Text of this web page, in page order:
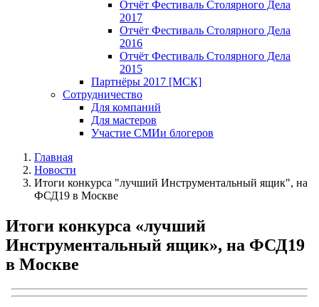
Отчёт Фестиваль Столярного Дела
2017
Отчёт Фестиваль Столярного Дела
2016
Отчёт Фестиваль Столярного Дела
2015
Партнёры 2017 [МСК]
Сотрудничество
Для компаний
Для мастеров
Участие СМИи блогеров
Главная
Новости
Итоги конкурса "лучший Инструментальный ящик", на
ФСД19 в Москве
Итоги конкурса «лучший
Инструментальный ящик», на ФСД19
в Москве